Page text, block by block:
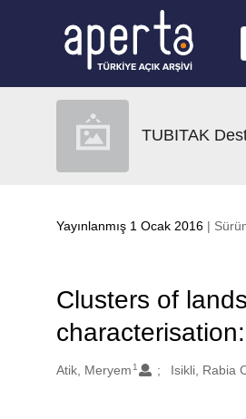
TUBITAK
Yayınlanmış 1 Ocak 2016 |
Clusters of
Oluşturanlar
Atik, Meryem 1 Isikli, Rabia